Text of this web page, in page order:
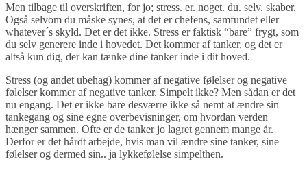
Men tilbage til overskriften, for jo; stress. er. noget. du. selv. skaber.
Også selvom du måske synes, at det er chefens, samfundet eller
whatever´s skyld. Det er det ikke. Stress er faktisk “bare” frygt, som
du selv generere inde i hovedet. Det kommer af tanker, og det er
altså kun dig, der kan tænke dine tanker inde i dit hoved.
Stress (og andet ubehag) kommer af negative følelser og negative
følelser kommer af negative tanker. Simpelt ikke? Men sådan er det
nu engang. Det er ikke bare desværre ikke så nemt at ændre sin
tankegang og sine egne overbevisninger, om hvordan verden
hænger sammen. Ofte er de tanker jo lagret gennem mange år.
Derfor er det hårdt arbejde, hvis man vil ændre sine tanker, sine
følelser og dermed sin.. ja lykkefølelse simpelthen.